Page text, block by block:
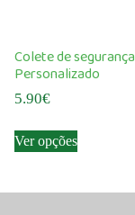
Colete de segurança
Personalizado
5.90€
Ver opçõesproduct
multiple